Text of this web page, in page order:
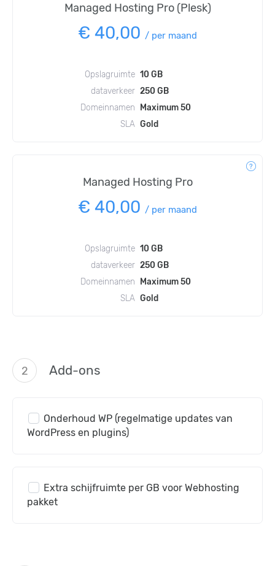
Managed Hosting Pro (Plesk)
€ 40,00 / per maand
Opslagruimte 10 GB
dataverkeer 250 GB
Domeinnamen
Maximum 50
SLA Gold
Managed Hosting Pro
€ 40,00 / per maand
Opslagruimte 10 GB
dataverkeer 250 GB
Domeinnamen
Maximum 50
SLA Gold
2 Add-ons
Onderhoud WP (regelmatige updates van
WordPress en plugins)
Extra schijfruimte per GB voor Webhosting
pakket